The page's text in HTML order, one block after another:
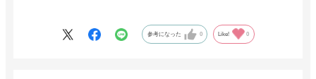
参考になった 0 Like! 0